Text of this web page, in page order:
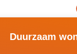
Duurzaam